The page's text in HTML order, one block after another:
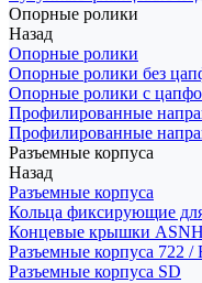
Опорные ролики
Назад
Опорные ролики
Опорные ролики без
Опорные ролики с
Профилированные
Профилированные
Разъемные корпуса
Назад
Разъемные корпуса
Кольца фиксирующие
Концевые крышки
Разъемные корпуса 722 /
Разъемные корпуса SD